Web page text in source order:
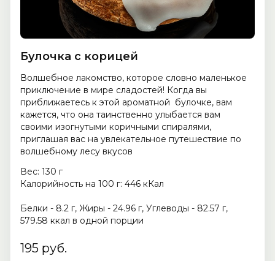
Булочка с корицей
Волшебное лакомство, которое словно маленькое
приключение в мире сладостей! Когда вы
приближаетесь к этой ароматной булочке, вам
кажется, что она таинственно улыбается вам
своими изогнутыми коричными спиралями,
приглашая вас на увлекательное путешествие по
волшебному лесу вкусов
Вес: 130 г
Калорийность на 100 г: 446 кКал
Белки - 8.2 г, Жиры - 24.96 г, Углеводы - 82.57 г,
579.58 ккал в одной порции
195 руб.